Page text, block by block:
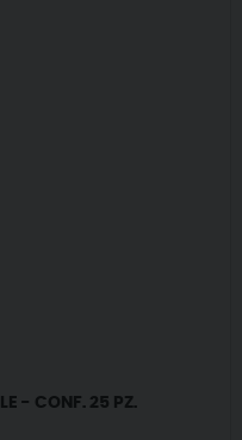
- CONF. 25 PZ.